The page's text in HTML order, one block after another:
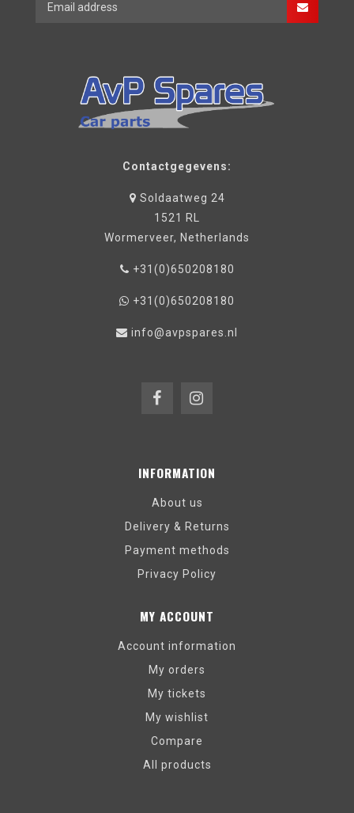
Contactgegevens:
Soldaatweg 24
1521 RL
Wormerveer, Netherlands
+31(0)650208180
+31(0)650208180
info@avpspares.nl
INFORMATION
About us
Delivery & Returns
Payment methods
Privacy Policy
MY ACCOUNT
Account information
My orders
My tickets
My wishlist
Compare
All products